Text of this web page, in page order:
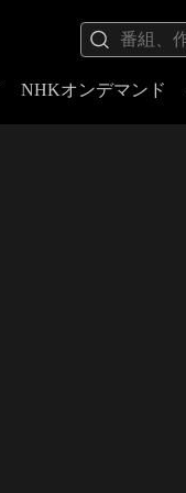
NHKオンデマンド